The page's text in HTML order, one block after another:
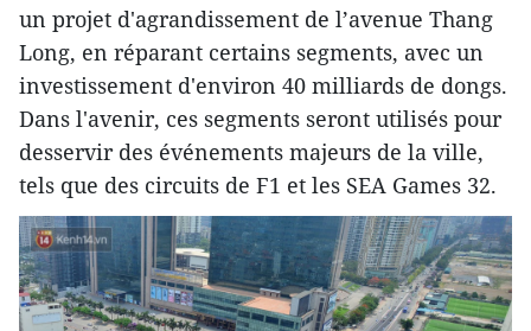
un projet d'agrandissement de l’avenue Thang
Long, en réparant certains segments, avec un
investissement d'environ 40 milliards de dongs.
Dans l'avenir, ces segments seront utilisés pour
desservir des événements majeurs de la ville,
tels que des circuits de F1 et les SEA Games 32.